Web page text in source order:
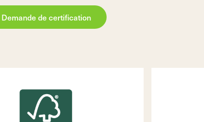
Demande de certification